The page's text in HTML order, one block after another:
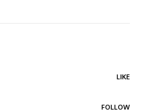
LIKE
FOLLOW